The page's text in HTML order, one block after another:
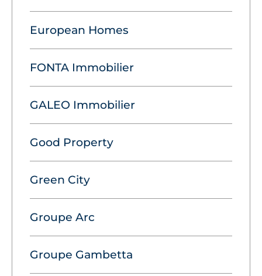
European Homes
FONTA Immobilier
GALEO Immobilier
Good Property
Green City
Groupe Arc
Groupe Gambetta